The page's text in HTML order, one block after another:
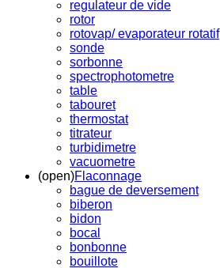
regulateur de vide
rotor
rotovap/ evaporateur rotatif
sonde
sorbonne
spectrophotometre
table
tabouret
thermostat
titrateur
turbidimetre
vacuometre
(open)Flaconnage
bague de deversement
biberon
bidon
bocal
bonbonne
bouillote